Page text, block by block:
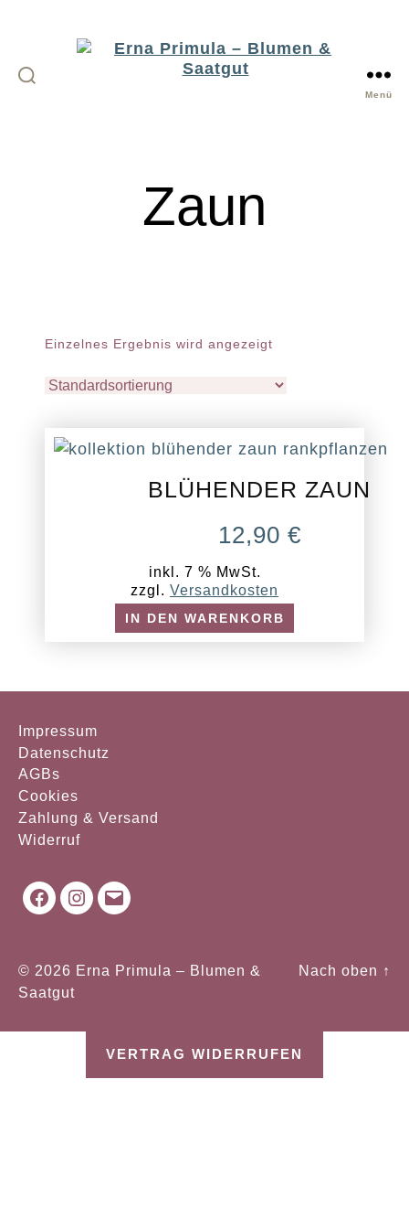
Saatgut
Menü
Zaun
Einzelnes Ergebnis wird angezeigt
BLÜHENDER ZAUN
12,90 €
inkl. 7 % MwSt.
zzgl. Versandkosten
IN DEN WARENKORB
Impressum
Datenschutz
AGBs
Cookies
Zahlung & Versand
Widerruf
Facebook
Instagram
Mail
© 2026 Erna Primula – Blumen &
Saatgut
Nach oben ↑
VERTRAG WIDERRUFEN